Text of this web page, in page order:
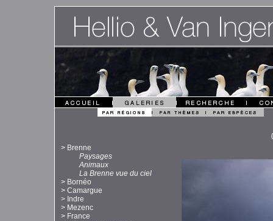
> Brenne
Paysages
Animaux
La Brenne vue du ciel
> Bornéo
> Camargue
> Indre
> Mezenc
> France